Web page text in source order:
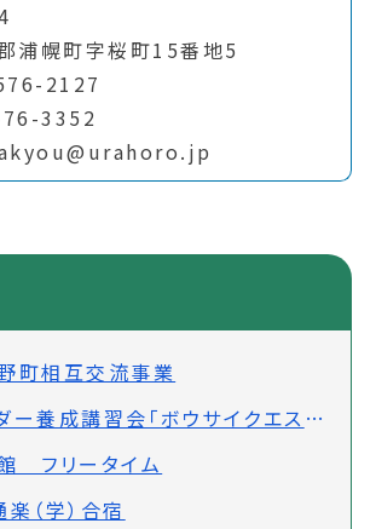
浦幌町字桜町15番地5
2127
3352
町相互交流事業
養成講習会「ボウサイクエスト」
フリータイム
（学）合宿